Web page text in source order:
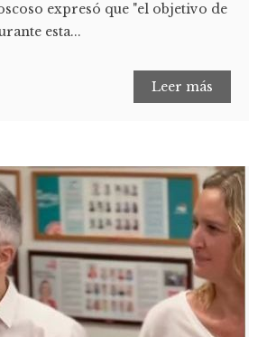
expresó que "el objetivo de
esta...
Leer más